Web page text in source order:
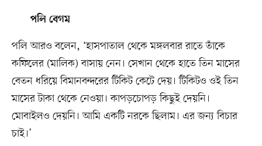
পলি বেগম
পলি আরও বলেন, ‘হাসপাতাল থেকে মঙ্গলবার রাতে তাঁকে
কফিলের (মালিক) বাসায় নেন। সেখান থেকে হাতে তিন মাসের
বেতন ধরিয়ে বিমানবন্দরের টিকিট কেটে দেয়। টিকিটও ওই তিন
মাসের টাকা থেকে নেওয়া। কাপড়চোপড় কিছুই দেয়নি।
মোবাইলও দেয়নি। আমি একটি নরকে ছিলাম। এর জন্য বিচার
চাই।’